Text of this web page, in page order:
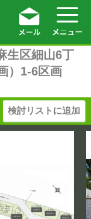
生区細山6丁
）1-6区画
検討リストに追加